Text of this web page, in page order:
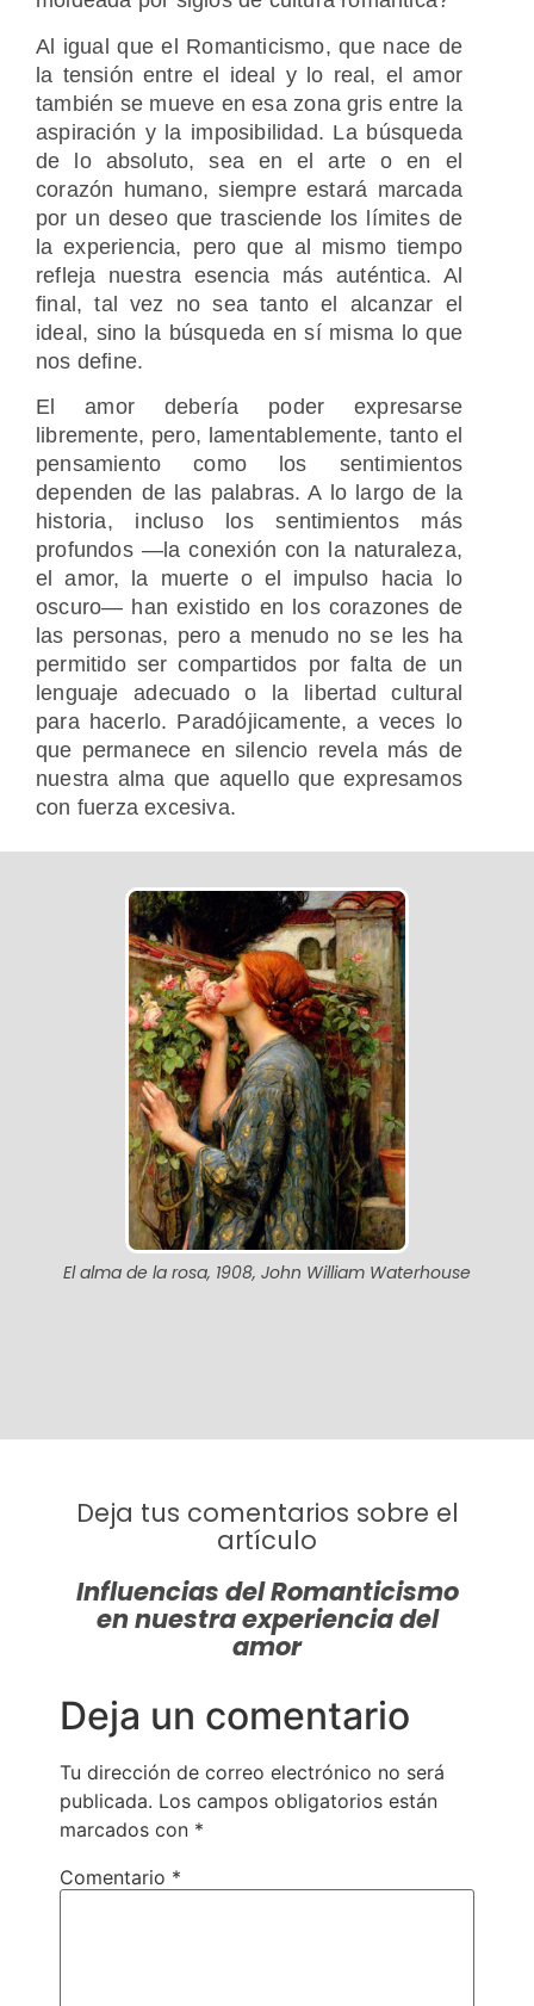
El alma de la rosa, 1908, John William Waterhouse
Al igual que el Romanticismo, que nace de
la tensión entre el ideal y lo real, el amor
también se mueve en esa zona gris entre la
aspiración y la imposibilidad. La búsqueda
de lo absoluto, sea en el arte o en el
corazón humano, siempre estará marcada
por un deseo que trasciende los límites de
la experiencia, pero que al mismo tiempo
refleja nuestra esencia más auténtica. Al
final, tal vez no sea tanto el alcanzar el
ideal, sino la búsqueda en sí misma lo que
nos define.
El amor debería poder expresarse
libremente, pero, lamentablemente, tanto el
pensamiento como los sentimientos
dependen de las palabras. A lo largo de la
historia, incluso los sentimientos más
profundos —la conexión con la naturaleza,
el amor, la muerte o el impulso hacia lo
oscuro— han existido en los corazones de
las personas, pero a menudo no se les ha
permitido ser compartidos por falta de un
lenguaje adecuado o la libertad cultural
para hacerlo. Paradójicamente, a veces lo
que permanece en silencio revela más de
nuestra alma que aquello que expresamos
con fuerza excesiva.
Deja tus comentarios sobre el
artículo
Influencias del Romanticismo
en nuestra experiencia del
amor
Deja un comentario
Tu dirección de correo electrónico no será
publicada. Los campos obligatorios están
marcados con *
Comentario *